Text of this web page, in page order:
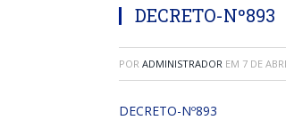
DECRETO-Nº893
POR ADMINISTRADOR EM 7 DE
DECRETO-Nº893